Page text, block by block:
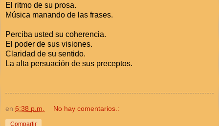
El ritmo de su prosa.
Música manando de las frases.
Perciba usted su coherencia.
El poder de sus visiones.
Claridad de su sentido.
La alta persuación de sus preceptos.
en 6:38 p.m. No hay comentarios.:
Compartir